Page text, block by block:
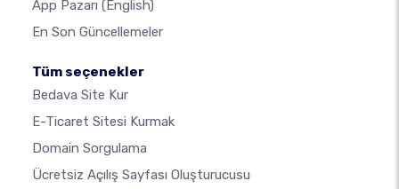
App Pazarı (English)
En Son Güncellemeler
Tüm seçenekler
Bedava Site Kur
E-Ticaret Sitesi Kurmak
Domain Sorgulama
Ücretsiz Açılış Sayfası Oluşturucusu